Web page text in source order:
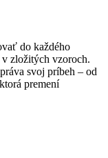
do každého
zložitých vzoroch.
svoj príbeh – od
premení